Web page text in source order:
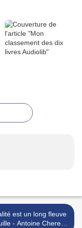
est un long fleuve
- Antoine Chereau